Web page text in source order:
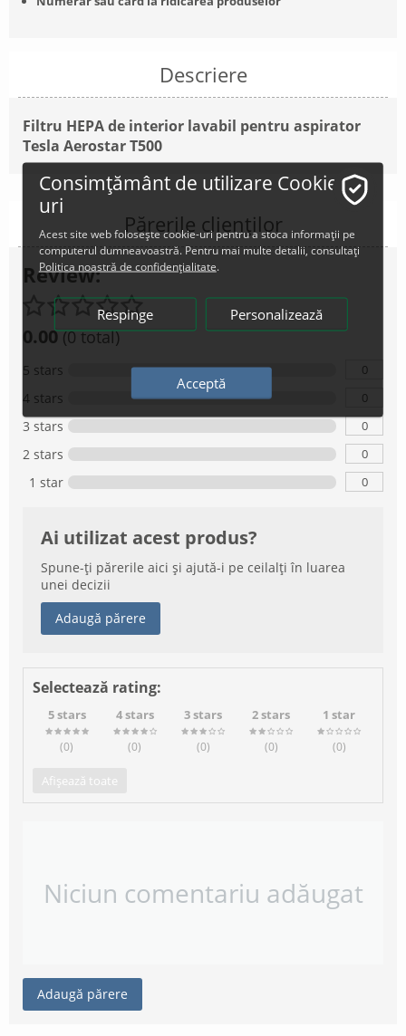
Descriere
Filtru HEPA de interior lavabil pentru aspirator
Tesla Aerostar T500
Părerile clienților
Review:
0.00(0 total)
5 stars 0
4 stars 0
3 stars 0
2 stars 0
1 star 0
Ai utilizat acest produs?
Spune-ți părerile aici și ajută-i pe ceilalți în luarea
unei decizii
Adaugă părere
Selectează rating:
5 stars
(0)
4 stars
(0)
3 stars
(0)
2 stars
(0)
1 star
(0)
Afișează toate
Niciun comentariu adăugat
Adaugă părere
Consimțământ de utilizare Cookie-
uri
Acest site web folosește cookie-uri pentru a stoca informații pe
computerul dumneavoastră. Pentru mai multe detalii, consultați
Politica noastră de confidențialitate.
Respinge Personalizează
Acceptă